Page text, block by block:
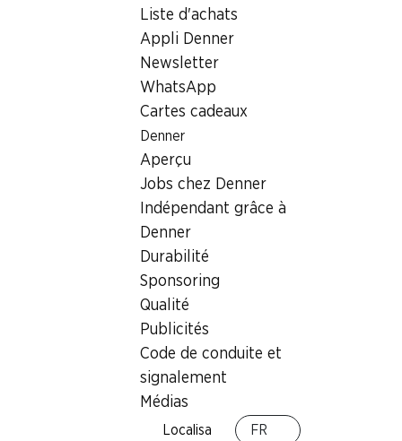
Liste d'achats
Appli Denner
Newsletter
WhatsApp
Cartes cadeaux
Denner
Aperçu
Jobs chez Denner
Indépendant grâce à
Denner
Durabilité
Sponsoring
Qualité
Publicités
Code de conduite et
signalement
Médias
Localisa
FR
Retrait d'espèces avec la carte
postale / M-Card